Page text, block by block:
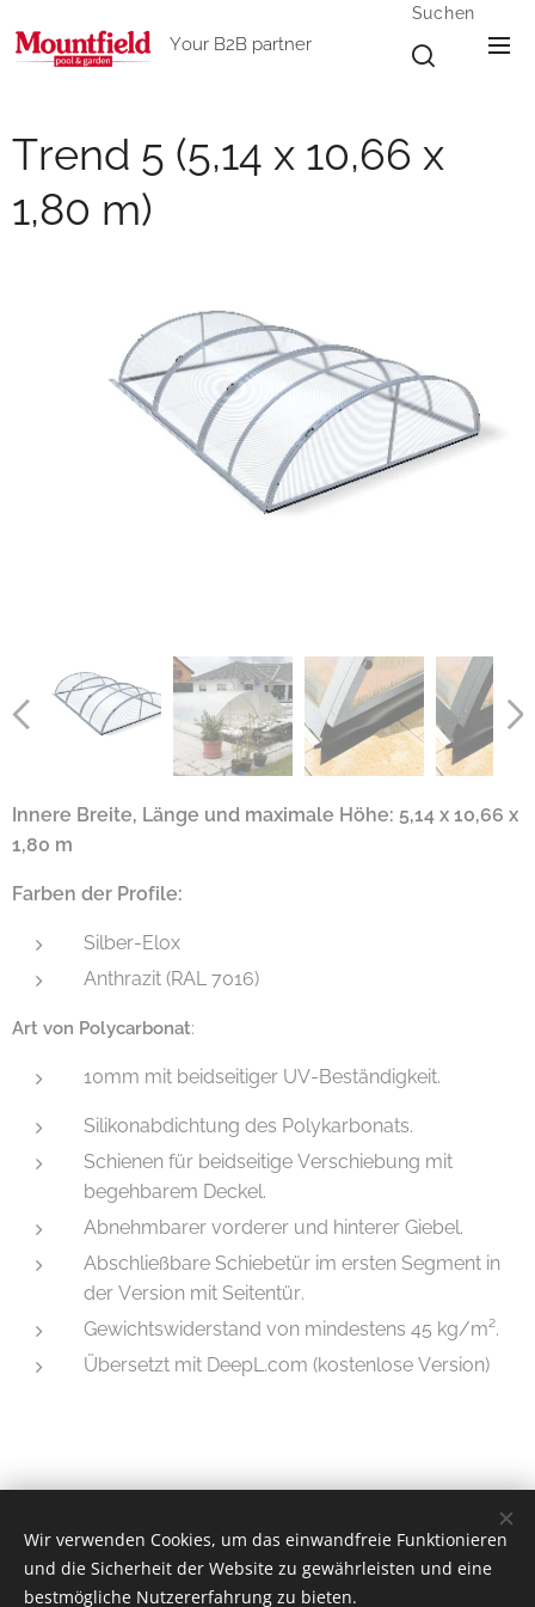
Your B2B partner
Suchen
Trend 5 (5,14 x 10,66 x
1,80 m)
Innere Breite, Länge und maximale Höhe: 5,14 x 10,66 x
1,80 m
Farben der Profile:
Silber-Elox
Anthrazit (RAL 7016)
Art von Polycarbonat:
10mm mit beidseitiger UV-Beständigkeit.
Silikonabdichtung des Polykarbonats.
Schienen für beidseitige Verschiebung mit
begehbarem Deckel.
Abnehmbarer vorderer und hinterer Giebel.
Abschließbare Schiebetür im ersten Segment in
der Version mit Seitentür.
Gewichtswiderstand von mindestens 45 kg/m².
Übersetzt mit DeepL.com (kostenlose Version)
© 2025 | Mountfield
Wir verwenden Cookies, um das einwandfreie Funktionieren
und die Sicherheit der Website zu gewährleisten und eine
bestmögliche Nutzererfahrung zu bieten.